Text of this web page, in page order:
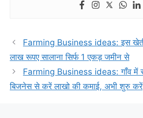
Farming Business ideas: इस
लाख रूपए सालाना सिर्फ 1 एकड़ जमीन से
Farming Business ideas: गाँव में
बिजनेस से करें लाखो की कमाई, अभी शुरु करें